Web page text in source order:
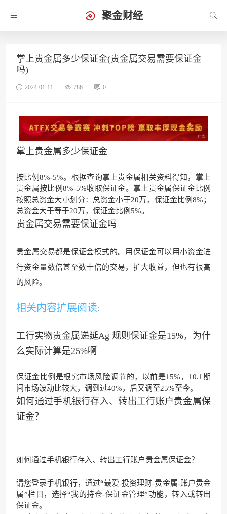
聚金财经
掌上贵金属多少保证金(贵金属交易需要保证金
吗)
2024-01-11 786 0
掌上贵金属多少保证金
按比例8%-5%。根据查询掌上贵金属相关资料得知，掌上
贵金属按比例8%-5%收取保证金。掌上贵金属保证金比例
按照总资金大小划分：总资金小于20万，保证金比例8%；
总资金大于等于20万，保证金比例5%。
贵金属交易需要保证金吗
贵金属交易都是保证金模式的。用保证金可以用小资金进
行资金量数倍甚至数十倍的交易，扩大收益，但也有很高
的风险。
相关内容扩展阅读:
工行实物贵金属递延Ag 规则保证金是15%，为什
么实际计算是25%啊
保证金比例是根究市场风险调节的，以前是15%，10.1期
间市场波动比较大，调到过40%，后又调至25%至今。
如何通过手机银行存入、转出工行账户贵金属保
证金？
如何通过手机银行存入、转出工行账户贵金属保证金？
请您登录手机银行，通过“最爱-投资理财-贵金属-账户贵金
属”栏目，选择“我的持仓-保证金管理”功能，转入或转出
保证金。